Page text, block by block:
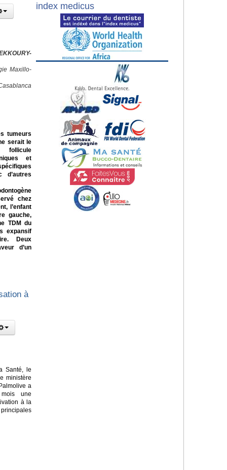
Maxillo-
tumeurs
serait le
follicule
et
d’autres
chez
l’enfant
gauche,
TDM du
expansif
Deux
d’un
à
Santé, le
ministère
a
une
à la
index medicus